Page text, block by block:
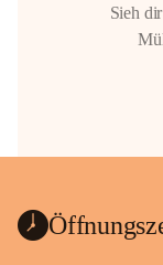
Sieh